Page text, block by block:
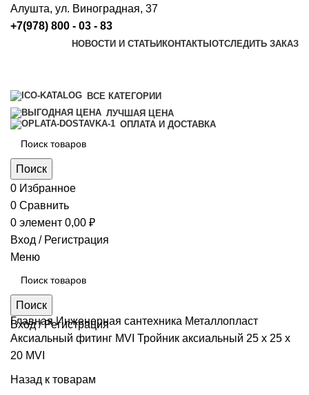
Алушта, ул. Виноградная, 37
+7(978) 800 - 03 - 83
НОВОСТИ И СТАТЬИ КОНТАКТЫ ОТСЛЕДИТЬ ЗАКАЗ
ВСЕ КАТЕГОРИИ
ЛУЧШАЯ ЦЕНА
ОПЛАТА И ДОСТАВКА
Поиск
0 Избранное
0 Сравнить
0 элемент 0,00 ₽
Вход / Регистрация
Меню
Поиск
Вход / Регистрация
ГлавнаяИнженерная сантехника Металлопласт
Аксиальный фитинг MVI Тройник аксиальный 25 х 25 х
20 MVI
Назад к товарам